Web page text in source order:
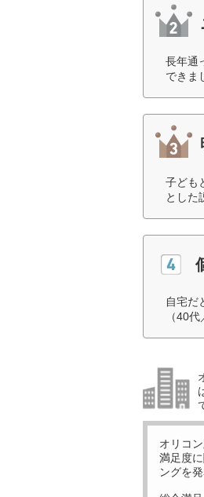
長年通
できま
子ども
とした
自宅だ
（40代
オリコ
満足度
ングを